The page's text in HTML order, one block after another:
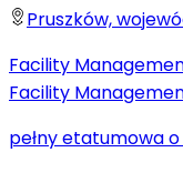
Pruszków,
Facility
Facility
pełny etatumowa